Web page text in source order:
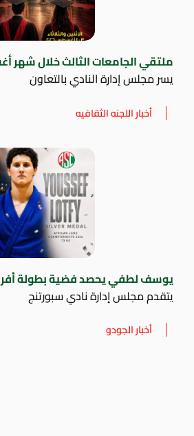
ملتقي الجامعات الثالث خلال
يسر مجلس إدارة النادي بالتعاون
أخبار اللجنه الثقافيه
يوسف لطفي يحصد فضية بطولة
يتقدم مجلس إدارة نادي سبورتنج
أخبار الجودو